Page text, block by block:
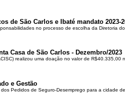
de São Carlos e Ibaté mandato 2023-
no processo de escolha da Diretoria
Casa de São Carlos - Dezembro/2023
realizou uma doação no valor de R$40.335,00
e Gestão
Pedidos de Seguro-Desemprego para a cidade